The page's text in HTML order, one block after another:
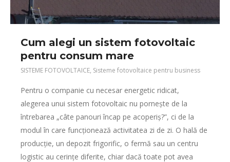
Cum alegi un sistem fotovoltaic
pentru consum mare
SISTEME FOTOVOLTAICE, Sisteme fotovoltaice pentru business
Pentru o companie cu necesar energetic ridicat,
alegerea unui sistem fotovoltaic nu pornește de la
întrebarea „câte panouri încap pe acoperiș?”, ci de la
modul în care funcționează activitatea zi de zi. O hală de
producție, un depozit frigorific, o fermă sau un centru
logistic au cerințe diferite, chiar dacă toate pot avea